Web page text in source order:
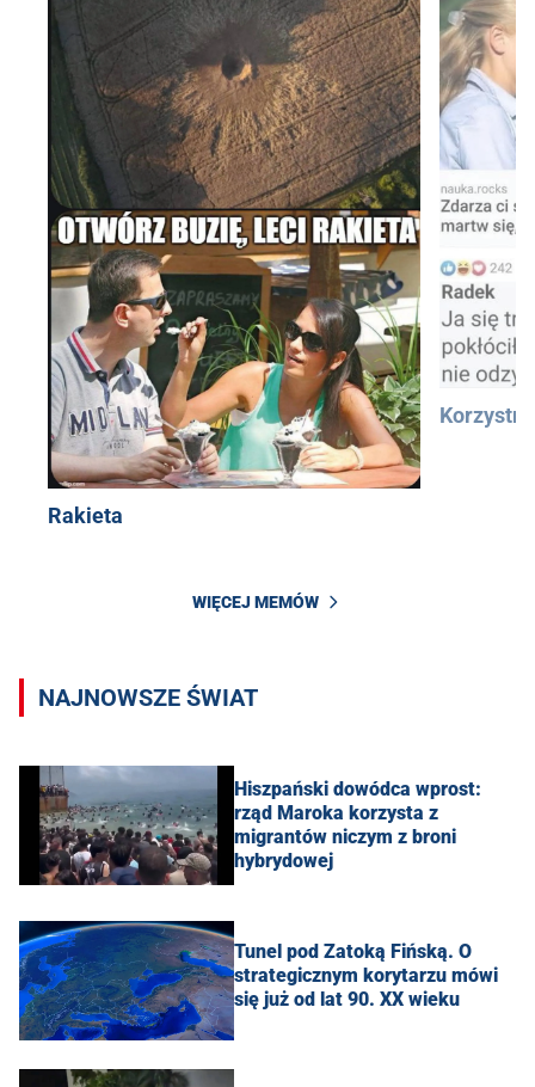
Rakieta
WIĘCEJ MEMÓW
NAJNOWSZE ŚWIAT
Hiszpański dowódca wprost:
rząd Maroka korzysta z
migrantów niczym z broni
hybrydowej
Tunel pod Zatoką Fińską. O
strategicznym korytarzu mówi
się już od lat 90. XX wieku